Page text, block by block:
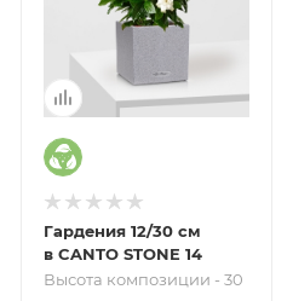
Гардения 12/30 см
в CANTO STONE 14
Высота композиции - 30